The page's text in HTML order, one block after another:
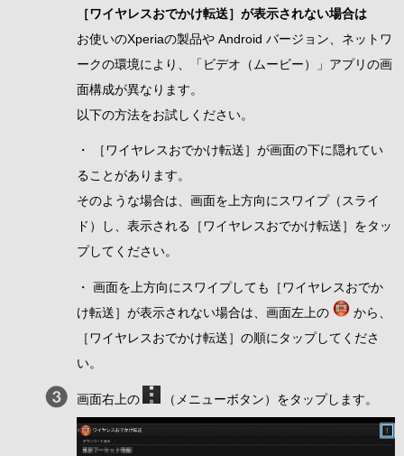
［ワイヤレスおでかけ転送］が表示されない場合は
お使いのXperiaの製品や Android バージョン、ネットワ
ークの環境により、「ビデオ（ムービー）」アプリの画
面構成が異なります。
以下の方法をお試しください。
・ ［ワイヤレスおでかけ転送］が画面の下に隠れてい
ることがあります。
そのような場合は、画面を上方向にスワイプ（スライ
ド）し、表示される［ワイヤレスおでかけ転送］をタッ
プしてください。
・ 画面を上方向にスワイプしても［ワイヤレスおでか
け転送］が表示されない場合は、画面左上の
から、
［ワイヤレスおでかけ転送］の順にタップしてくださ
い。
画面右上の （メニューボタン）をタップします。